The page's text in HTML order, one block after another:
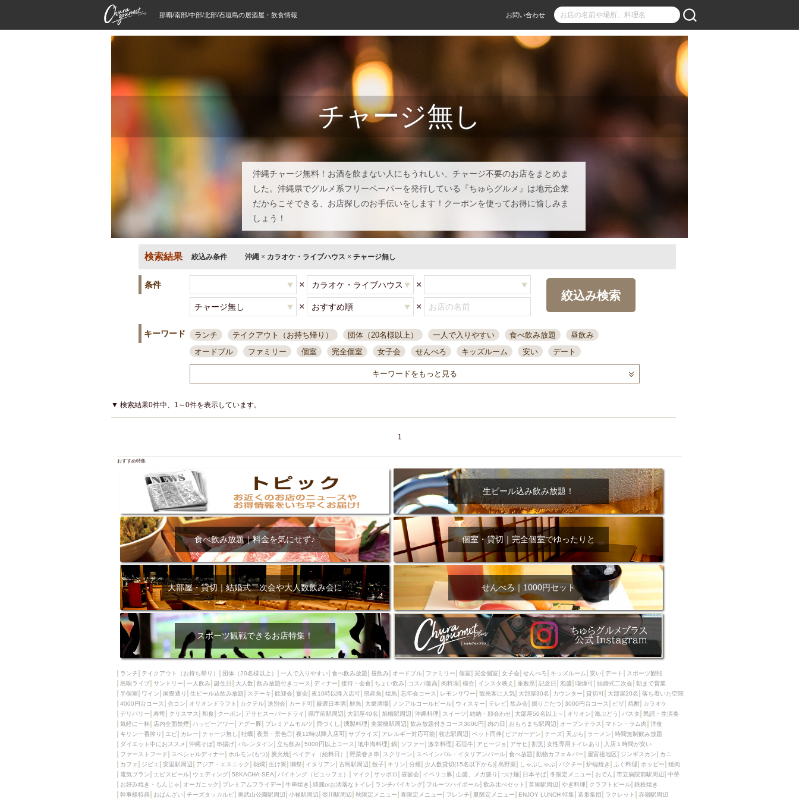
那覇/南部/中部/北部/石垣島の居酒屋・飲食情報 お問い合わせ
チャージ無し
沖縄チャージ無料！お酒を飲まない人にもうれしい、チャージ不要のお店をまとめま
した。沖縄県でグルメ系フリーペーパーを発行している『ちゅらグルメ』は地元企業
だからこそできる、お店探しのお手伝いをします！クーポンを使ってお得に愉しみま
しょう！
検索結果 絞込み条件 沖縄 × カラオケ・ライブハウス × チャージ無し
条件 × ×
× ×
絞込み検索
キーワード ランチ テイクアウト（お持ち帰り） 団体（20名様以上） 一人で入りやすい 食べ飲み放題
昼飲み
オードブル
ファミリー 個室 完全個室 女子会 せんべろ キッズルーム 安い
デート
一人飲み 誕生日 大人数
接待・会食
ちょい飲み コスパ最高 肉料理 模合 インスタ映え 座敷席 記念日 泡盛
喫煙可
結婚式二次会
夜10時以降入店可
県産魚 焼鳥 忘年会コース レモンサワー 観光客に人気 大部屋30名
カウンター
4000円台コース
デリバリー 寿司 クリスマス 和食
クーポン
アサヒスーパードライ
県庁前駅周辺 旭橋駅周辺 沖縄料理 スイーツ
結納・顔会わせ
大部屋50名以上～
オリオン 海ぶどう 民謡・生演奏 気軽に一杯
店内全面禁煙
ハッピーアワー
アグー豚 プレミアムモルツ 貝づくし 燻製料理
美栄橋駅周辺
飲み放題付きコース3000円
肉の日 おもろまち駅周辺 オープンテラス マトン・ラム肉
洋食
キリン一番搾り
エビ カレー チャージ無し 牡蠣 夜景・景色◎ 夜12時以降入店可
サプライズ
アレルギー対応可能
牧志駅周辺 ペット同伴 ビアガーデン 天ぷら
時間無制飲み放題
ダイエット中におススメ
沖縄そば 串揚げ バレンタイン 立ち飲み 5000円以上コース 地中海料理
鍋
ソファー
激辛料理 石垣牛 アヒージョ アサヒ 割烹 女性専用トイレあり
入店１時間が安い
ファーストフード
スペシャルディナー ホルモン(もつ) 炭火焼 ペイディ（給料日）
野菜巻き串
スクリーン
スペインバル・イタリアンバール 食べ放題 動物カフェ＆バー 屋富祖地区
ジンギスカン
カニ
カフェ ジビエ 安里駅周辺 アジア・エスニック 熱燗 生け簀 獺祭 イタリアン
古島駅周辺
分煙 少人数貸切(15名以下から) しゃぶしゃぶ パクチー 炉端焼き
ふぐ料理
ホッピー
焼肉 電気ブラン エビスビール ウェディング 58KACHA-SEA
バイキング（ビュッフェ）
マイク
サッポロ 昼宴会 イベリコ豚 山盛、メガ盛り つけ麺 日本そば 冬限定メニュー
おでん
市立病院前駅周辺
中華 お好み焼き・もんじゃ オーガニック プレミアムフライデー
牛串焼き
綺麗orお洒落なトイレ
ランチバイキング フルーツハイボール 飲み比べセット 首里駅周辺
やぎ料理
クラフトビール
鉄板焼き 幹事様特典 おばんざい チーズタッカルビ 奥武山公園駅周辺
小禄駅周辺
壺川駅周辺
秋限定メニュー 春限定メニュー フレンチ 夏限定メニュー ENJOY LUNCH 特集
造形集団
ラクレット
赤嶺駅周辺 シードル 那覇空港駅周辺 儀保駅周辺
キーワードをもっと見る
▼ 検索結果0件中、1～0件を表示しています。
1
おすすめ特集
生ビール込み飲み放題！
食べ飲み放題｜料金を気にせず♪ 個室・貸切｜完全個室でゆったりと
大部屋・貸切｜結婚式二次会や大人数飲み会に せんべろ｜1000円セット
スポーツ観戦できるお店特集！
ランチ テイクアウト（お持ち帰り） 団体（20名様以上） 一人で入りやすい 食べ飲み放題 昼飲み オードブル ファミリー 個室 完全個室 女子会 せんべろ キッズルーム 安い デート
スポーツ観戦
島唄ライブ サントリー 一人飲み 誕生日 大人数 飲み放題付きコース ディナー 接待・会食 ちょい飲み コスパ最高 肉料理 模合 インスタ映え 座敷席 記念日 泡盛 喫煙可 結婚式二次会 朝まで営業
半個室
ワイン 国際通り 生ビール込飲み放題 ステーキ 歓迎会 宴会 夜10時以降入店可 県産魚 焼鳥 忘年会コース レモンサワー 観光客に人気 大部屋30名 カウンター 貸切可 大部屋20名
落ち着いた空間
4000円台コース
合コン オリオンドラフト カクテル 送別会 カード可 厳選日本酒 鮮魚 大衆酒場 ノンアルコールビール ウィスキー テレビ 飲み会 掘りごたつ 3000円台コース ピザ 焼酎
カラオケ
デリバリー
寿司 クリスマス 和食 クーポン アサヒスーパードライ 県庁前駅周辺 大部屋40名 旭橋駅周辺 沖縄料理 スイーツ 結納・顔会わせ 大部屋50名以上～ オリオン 海ぶどう パスタ
民謡・生演奏
気軽に一杯
店内全面禁煙 ハッピーアワー アグー豚 プレミアムモルツ 貝づくし 燻製料理 美栄橋駅周辺 飲み放題付きコース3000円 肉の日 おもろまち駅周辺 オープンテラス マトン・ラム肉
洋食
キリン一番搾り
エビ カレー チャージ無し 牡蠣 夜景・景色◎ 夜12時以降入店可 サプライズ アレルギー対応可能 牧志駅周辺 ペット同伴 ビアガーデン チーズ 天ぷら ラーメン
時間無制飲み放題
ダイエット中におススメ
沖縄そば 串揚げ バレンタイン 立ち飲み 5000円以上コース 地中海料理 鍋 ソファー 激辛料理 石垣牛 アヒージョ アサヒ 割烹 女性専用トイレあり
入店１時間が安い
ファーストフード
スペシャルディナー ホルモン(もつ) 炭火焼 ペイディ（給料日） 野菜巻き串 スクリーン スペインバル・イタリアンバール 食べ放題 動物カフェ＆バー 屋富祖地区 ジンギスカン
カニ
カフェ
ジビエ 安里駅周辺 アジア・エスニック 熱燗 生け簀 獺祭 イタリアン 古島駅周辺 餃子 キリン 分煙 少人数貸切(15名以下から) 島野菜 しゃぶしゃぶ パクチー 炉端焼き ふぐ料理 ホッピー
焼肉
電気ブラン
エビスビール ウェディング 58KACHA-SEA バイキング（ビュッフェ） マイク サッポロ 昼宴会 イベリコ豚 山盛、メガ盛り つけ麺 日本そば 冬限定メニュー おでん 市立病院前駅周辺
中華
お好み焼き・もんじゃ
オーガニック プレミアムフライデー 牛串焼き 綺麗orお洒落なトイレ ランチバイキング フルーツハイボール 飲み比べセット 首里駅周辺 やぎ料理 クラフトビール 鉄板焼き
幹事様特典
おばんざい チーズタッカルビ 奥武山公園駅周辺 小禄駅周辺 壺川駅周辺 秋限定メニュー 春限定メニュー フレンチ 夏限定メニュー ENJOY LUNCH 特集 造形集団 ラクレット 赤嶺駅周辺